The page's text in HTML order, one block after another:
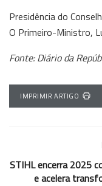
Presidência do
O Primeiro-Ministro,
Fonte: Diário da
IMPRIMIR ARTIGO
STIHL encerra 2025
e acelera